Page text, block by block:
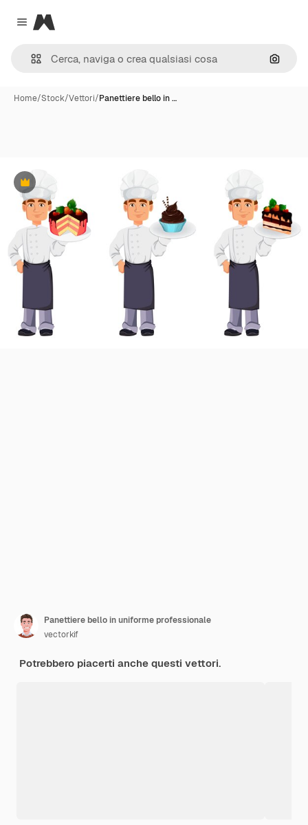
Close menu
Magnific
Cerca
Home/Stock/Vettori/Panettiere bello in …
Premium
Panettiere bello in uniforme professionale
vectorkif
Potrebbero piacerti anche questi vettori.